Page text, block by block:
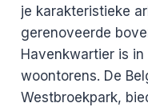
je karakteristieke
gerenoveerde
Havenkwartier is
woontorens. De
Westbroekpark,